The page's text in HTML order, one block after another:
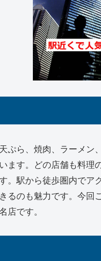
ぷら、焼肉、ラーメ
ます。どの店舗も料理
。駅から徒歩圏内で
るのも魅力です。今回
店です。